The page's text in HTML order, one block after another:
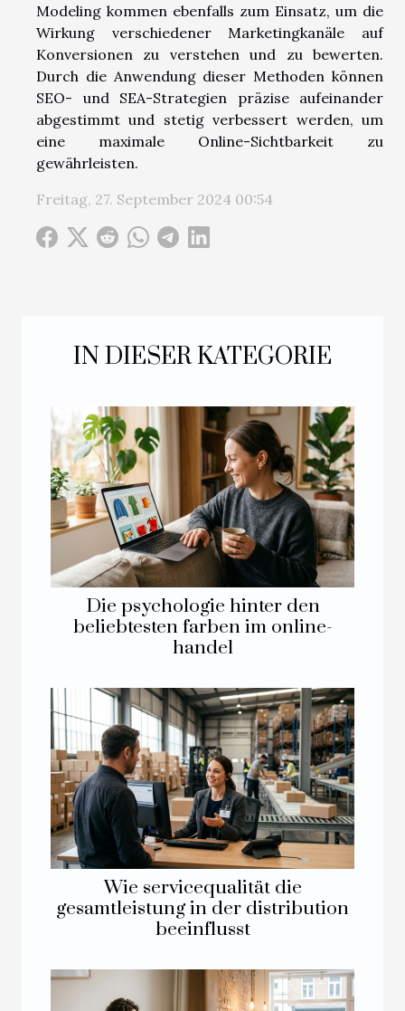
IN DIESER KATEGORIE
Die psychologie hinter den
beliebtesten farben im online-
handel
Wie servicequalität die
gesamtleistung in der distribution
beeinflusst
Modeling kommen ebenfalls zum Einsatz, um die
Wirkung verschiedener Marketingkanäle auf
Konversionen zu verstehen und zu bewerten.
Durch die Anwendung dieser Methoden können
SEO- und SEA-Strategien präzise aufeinander
abgestimmt und stetig verbessert werden, um
eine maximale Online-Sichtbarkeit zu
gewährleisten.
Freitag, 27. September 2024 00:54